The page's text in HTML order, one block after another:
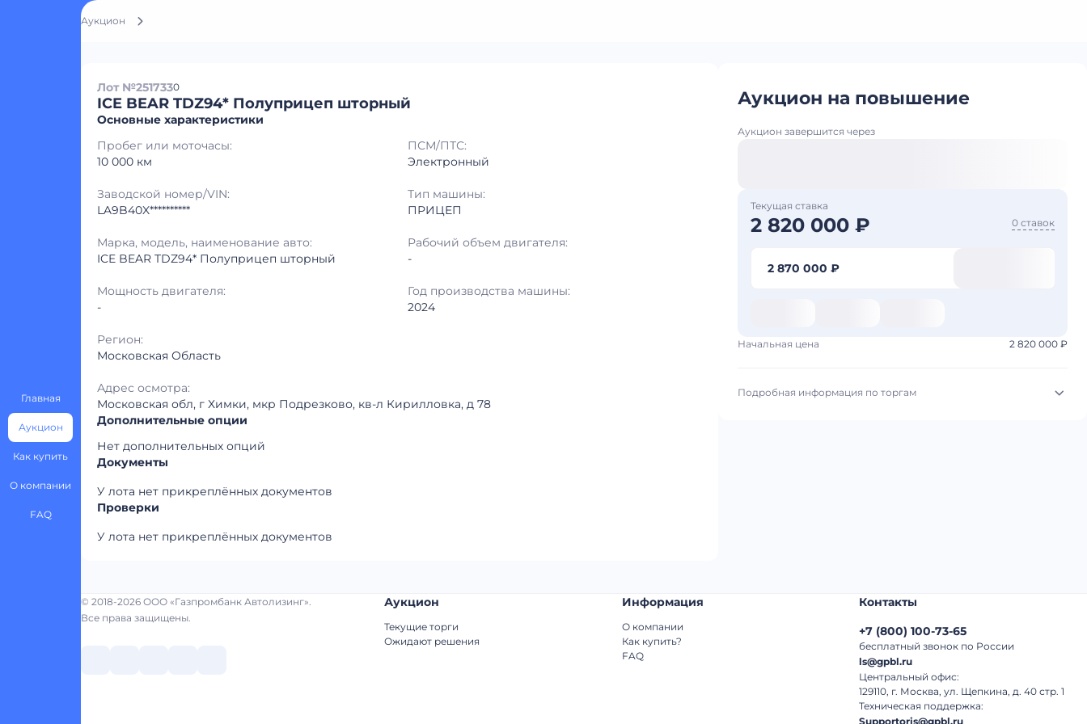
Главная
Аукцион
Как купить
О компании
FAQ
Аукцион
Лот №2517330
ICE BEAR TDZ94* Полуприцеп шторный
Основные характеристики
Пробег или моточасы:
10 000 км
ПСМ/ПТС:
Электронный
Заводской номер/VIN:
LA9B40X**********
Тип машины:
ПРИЦЕП
Марка, модель, наименование авто:
ICE BEAR TDZ94* Полуприцеп шторный
Рабочий объем двигателя:
-
Мощность двигателя:
-
Год производства машины:
2024
Регион:
Московская Область
Адрес осмотра:
Московская обл, г Химки, мкр Подрезково, кв-л Кирилловка, д 78
Дополнительные опции
Нет дополнительных опций
Документы
У лота нет прикреплённых документов
Проверки
У лота нет прикреплённых документов
Аукцион на повышение
Аукцион завершится через
Текущая ставка
2 820 000 ₽ 0 ставок
2 870 000 ₽
Начальная цена 2 820 000 ₽
Подробная информация по торгам
-
Московская Область
© 2018-2026 ООО «Газпромбанк Автолизинг».
Все права защищены.
Аукцион
Текущие торги
Ожидают решения
Информация
О компании
Как купить?
FAQ
Контакты
+7 (800) 100-73-65
бесплатный звонок по России
ls@gpbl.ru
Центральный офис:
129110, г. Москва, ул. Щепкина, д. 40 стр. 1
Техническая поддержка:
Supportoris@gpbl.ru